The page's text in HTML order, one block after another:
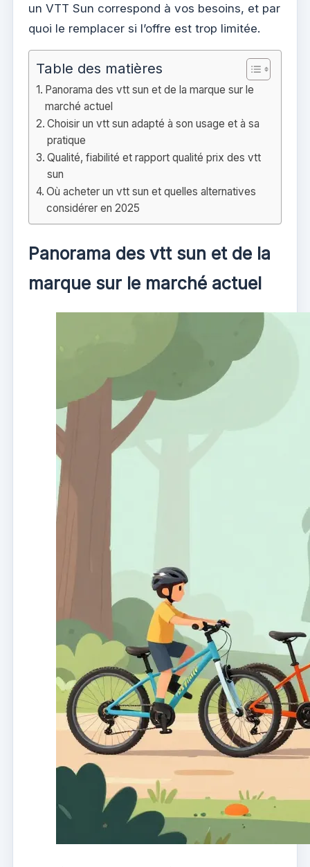
un VTT Sun correspond à vos besoins, et par
quoi le remplacer si l’offre est trop limitée.
Table des matières
Panorama des vtt sun et de la marque sur le
marché actuel
Choisir un vtt sun adapté à son usage et à sa
pratique
Qualité, fiabilité et rapport qualité prix des vtt
sun
Où acheter un vtt sun et quelles alternatives
considérer en 2025
Panorama des vtt sun et de la
marque sur le marché actuel